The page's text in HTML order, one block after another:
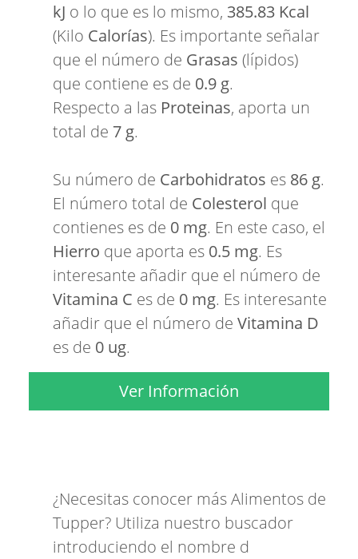
kJ o lo que es lo mismo, 385.83 Kcal
(Kilo Calorías). Es importante señalar
que el número de Grasas (lípidos)
que contiene es de 0.9 g.
Respecto a las Proteinas, aporta un
total de 7 g.
Su número de Carbohidratos es 86 g.
El número total de Colesterol que
contienes es de 0 mg. En este caso, el
Hierro que aporta es 0.5 mg. Es
interesante añadir que el número de
Vitamina C es de 0 mg. Es interesante
añadir que el número de Vitamina D
es de 0 ug.
Ver Información
¿Necesitas conocer más Alimentos de
Tupper? Utiliza nuestro buscador
introduciendo el nombre d